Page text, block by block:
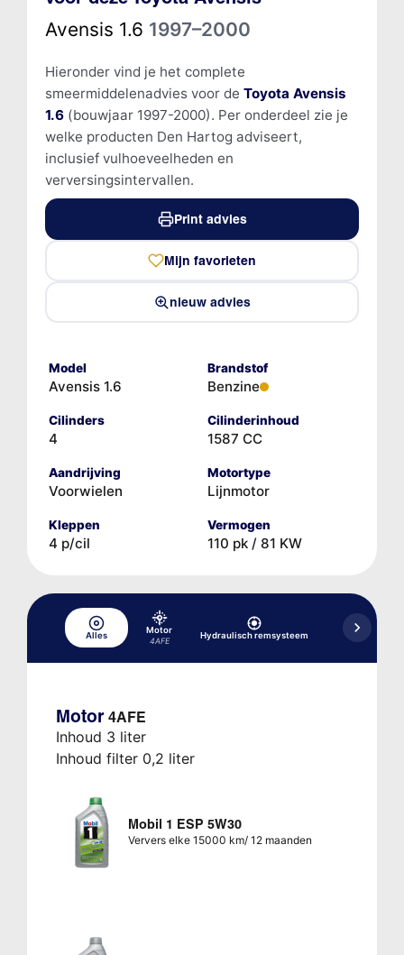
Avensis 1.6 1997–2000
Hieronder vind je het complete
smeermiddelenadvies voor de Toyota Avensis
1.6(bouwjaar 1997-2000). Per onderdeel zie je
welke producten Den Hartog adviseert,
inclusief vulhoeveelheden en
verversingsintervallen.
Print advies
Mijn favorieten
nieuw advies
Model
Avensis 1.6
Brandstof
Benzine
Cilinders
4
Cilinderinhoud
1587 CC
Aandrijving
Voorwielen
Motortype
Lijnmotor
Kleppen
4 p/cil
Vermogen
110 pk / 81 KW
Alles
Motor
4AFE
Hydraulisch remsysteem
Hydraulisch
Motor 4AFE
Inhoud 3 liter
Inhoud filter 0,2 liter
Mobil 1 ESP 5W30
Ververs elke 15000 km/ 12 maanden